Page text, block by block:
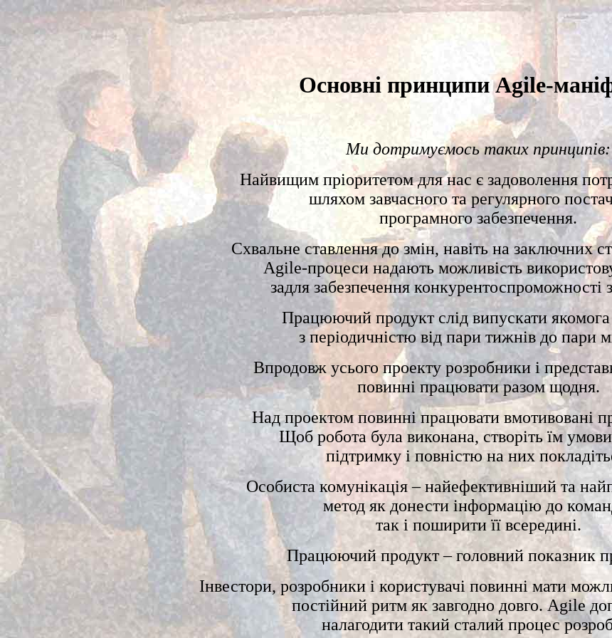
Основні принципи Agile-
Ми дотримуємось таких принципів:
Найвищим пріоритетом для нас є задоволення
шляхом завчасного та регулярного
програмного забезпечення.
Схвальне ставлення до змін, навіть на заключних
Agile-процеси надають можливість
задля забезпечення конкурентоспроможності
Працюючий продукт слід випускати якомога
з періодичністю від пари тижнів до пари
Впродовж усього проекту розробники і
повинні працювати разом щодня.
Над проектом повинні працювати вмотивовані
Щоб робота була виконана, створіть їм
підтримку і повністю на них
Особиста комунікація – найефективніший та
метод як донести інформацію до
так і поширити її всередині.
Працюючий продукт – головний показник
Інвестори, розробники і користувачі повинні мати
постійний ритм як завгодно довго. Agile
налагодити такий сталий процес